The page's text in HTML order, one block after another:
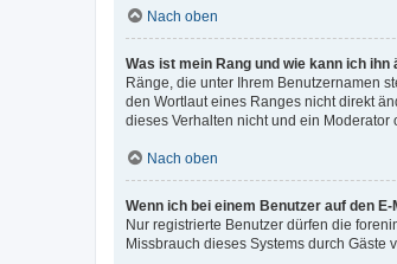
Nach oben
Was ist mein Rang und wie kann ich ihn
Ränge, die unter Ihrem Benutzernamen
den Wortlaut eines Ranges nicht direkt
dieses Verhalten nicht und ein Moderator
Nach oben
Wenn ich bei einem Benutzer auf den
Nur registrierte Benutzer dürfen die
Missbrauch dieses Systems durch Gäste